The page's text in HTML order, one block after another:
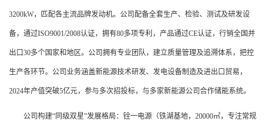
3200kW，匹配各主流品牌发动机。公司配备全套生产、检验、测试及研发设
备，通过ISO9001/2008认证，拥有80多项专利，产品通过CE认证，行销全国并
出口30多个国家和地区。公司拥有专业团队，建立质量管理及追溯体系，把控
生产各环节。公司业务涵盖新能源技术研发、发电设备制造及进出口贸易，
2024年产值突破5亿元，参与多次招投标，与多家新能源公司合作储能系统。
公司构建“同级双星”发展格局：铨一电源（铁湖基地，20000㎡，专注常规